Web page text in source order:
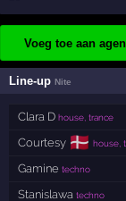
Voeg toe aan
Line-upNite
Clara D house, trance
Courtesy 🇩🇰 house,
Gamine techno
Stanislawa techno